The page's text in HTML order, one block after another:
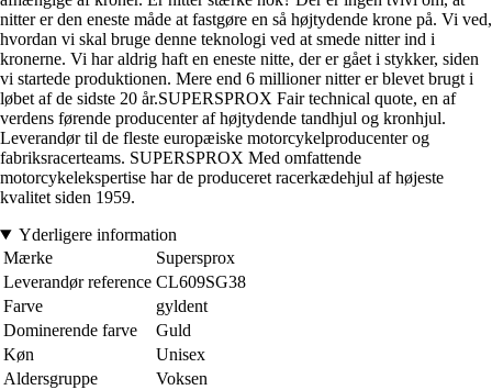
nitter er den eneste måde at fastgøre en så højtydende krone på. Vi ved,
hvordan vi skal bruge denne teknologi ved at smede nitter ind i
kronerne. Vi har aldrig haft en eneste nitte, der er gået i stykker, siden
vi startede produktionen. Mere end 6 millioner nitter er blevet brugt i
løbet af de sidste 20 år.SUPERSPROX Fair technical quote, en af
verdens førende producenter af højtydende tandhjul og kronhjul.
Leverandør til de fleste europæiske motorcykelproducenter og
fabriksracerteams. SUPERSPROX Med omfattende
motorcykelekspertise har de produceret racerkædehjul af højeste
kvalitet siden 1959.
Yderligere information
Mærke
Supersprox
Leverandør reference CL609SG38
Farve
gyldent
Dominerende farve
Guld
Køn
Unisex
Aldersgruppe
Voksen